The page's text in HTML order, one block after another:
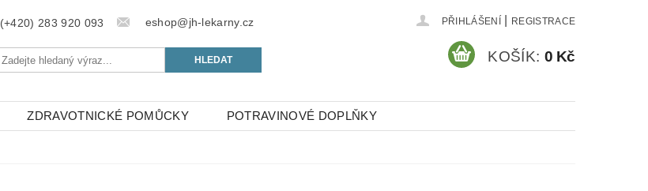
(+420) 283 920 093 eshop@jh-lekarny.cz PŘIHLÁŠENÍ REGISTRACE
KOŠÍK: 0 Kč
ZDRAVOTNICKÉ POMŮCKY POTRAVINOVÉ DOPLŇKY